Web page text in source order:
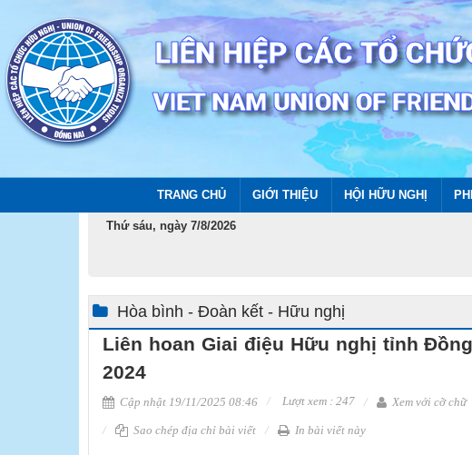
TRANG CHỦ GIỚI THIỆU HỘI HỮU NGHỊ
Thứ sáu, ngày 7/8/2026
Hòa bình - Đoàn kết - Hữu nghị
Liên hoan Giai điệu Hữu nghị tỉnh
2024
Cập nhật 19/11/2025 08:46 Lượt xem : 247 Xem với cỡ chữ
Sao chép địa chỉ bài viết In bài viết này